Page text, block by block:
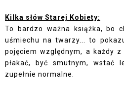
Kilka słów Starej Kobiety:
To bardzo ważna książka, bo
uśmiechu na twarzy... to
pojęciem względnym, a każdy
płakać, być smutnym,
zupełnie normalne.